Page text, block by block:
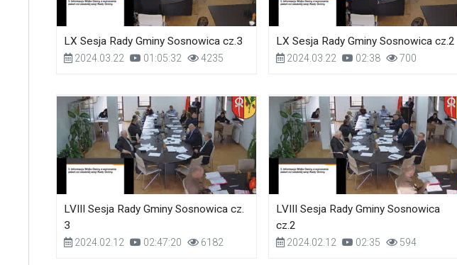
LX Sesja Rady Gminy Sosnowica cz.3
2024.03.22 01:05:32 4235
LX Sesja Rady Gminy Sosnowica cz.2
2024.03.22 02:38 700
LVIII Sesja Rady Gminy Sosnowica cz.
3
2024.02.12 02:47:20 6182
LVIII Sesja Rady Gminy Sosnowica
cz.2
2024.02.12 02:35 594